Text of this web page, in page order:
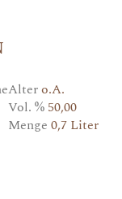
Altero.A.
Vol. % 50,00
Menge 0,7 Liter